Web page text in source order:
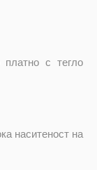
платно с тегло
наситеност на